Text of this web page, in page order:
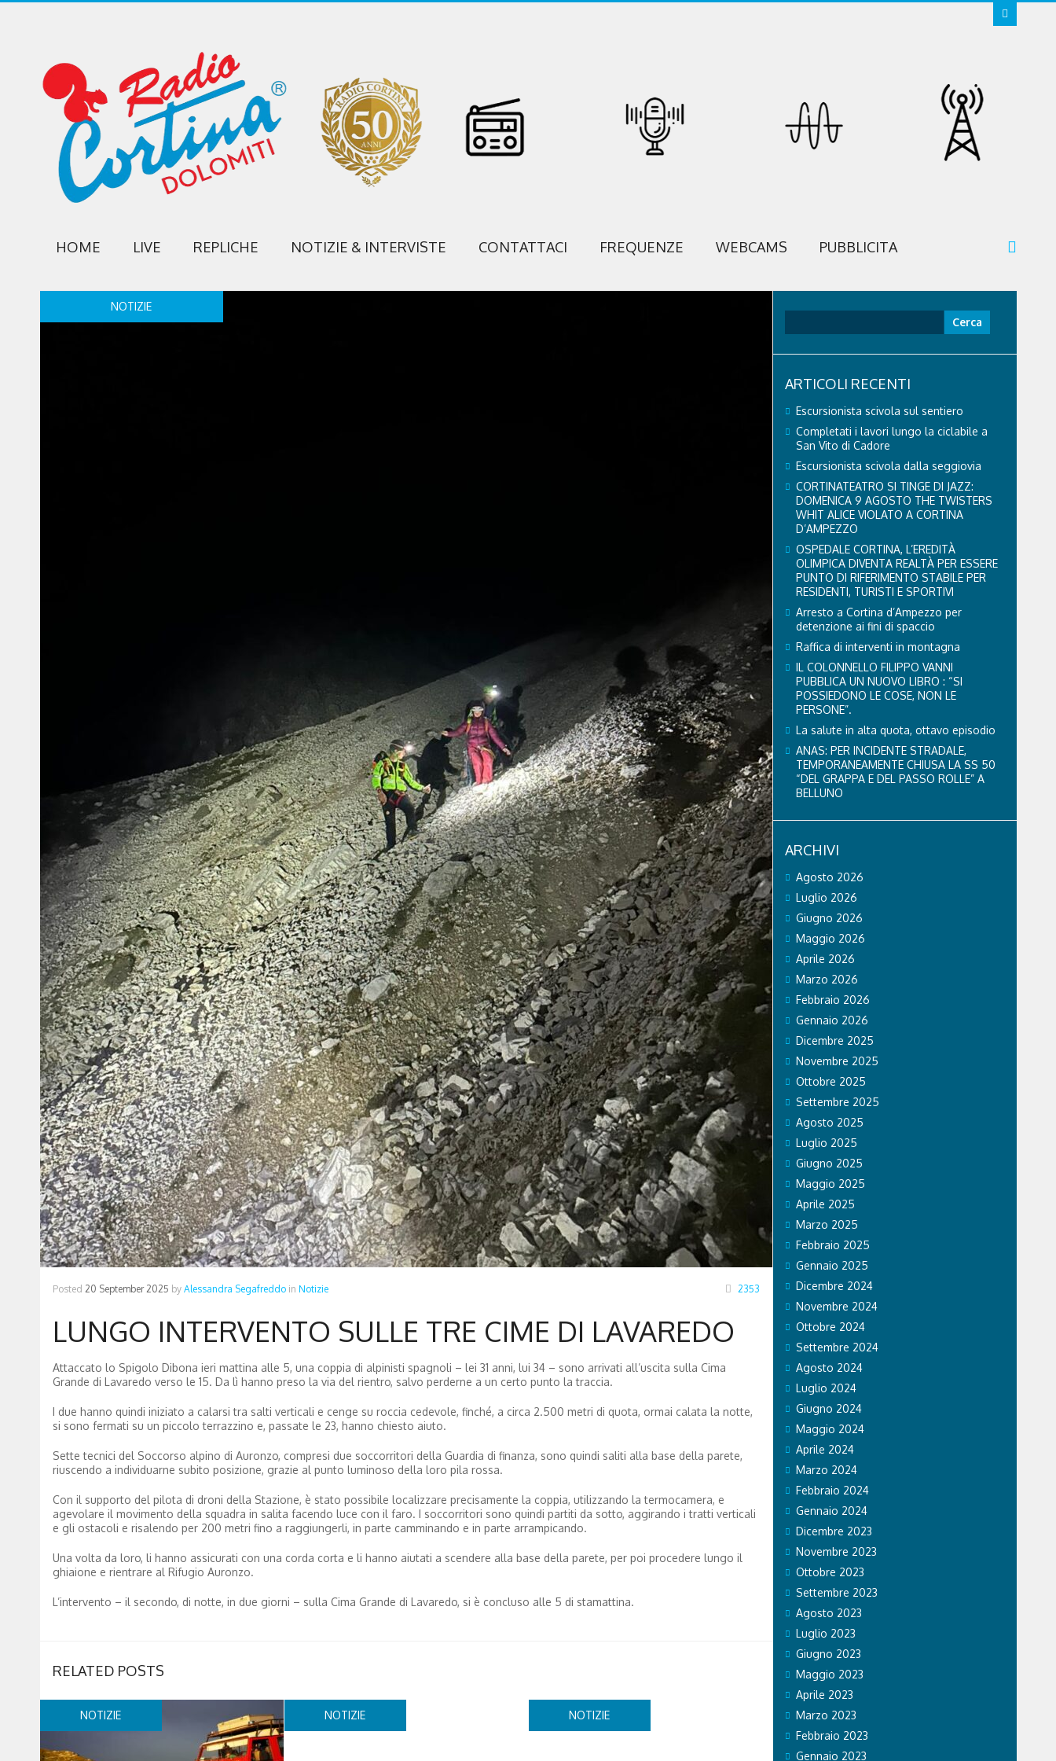
HOME LIVE REPLICHE NOTIZIE & INTERVISTE CONTATTACI FREQUENZE WEBCAMS PUBBLICITA
NOTIZIE
Posted 20 September 2025 by Alessandra Segafreddo in Notizie 2353
LUNGO INTERVENTO SULLE TRE CIME DI LAVAREDO
Attaccato lo Spigolo Dibona ieri mattina alle 5, una coppia di alpinisti spagnoli – lei 31 anni, lui 34 – sono arrivati all’uscita sulla Cima
Grande di Lavaredo verso le 15. Da lì hanno preso la via del rientro, salvo perderne a un certo punto la traccia.
I due hanno quindi iniziato a calarsi tra salti verticali e cenge su roccia cedevole, finché, a circa 2.500 metri di quota, ormai calata la notte,
si sono fermati su un piccolo terrazzino e, passate le 23, hanno chiesto aiuto.
Sette tecnici del Soccorso alpino di Auronzo, compresi due soccorritori della Guardia di finanza, sono quindi saliti alla base della parete,
riuscendo a individuarne subito posizione, grazie al punto luminoso della loro pila rossa.
Con il supporto del pilota di droni della Stazione, è stato possibile localizzare precisamente la coppia, utilizzando la termocamera, e
agevolare il movimento della squadra in salita facendo luce con il faro. I soccorritori sono quindi partiti da sotto, aggirando i tratti verticali
e gli ostacoli e risalendo per 200 metri fino a raggiungerli, in parte camminando e in parte arrampicando.
Una volta da loro, li hanno assicurati con una corda corta e li hanno aiutati a scendere alla base della parete, per poi procedere lungo il
ghiaione e rientrare al Rifugio Auronzo.
L’intervento – il secondo, di notte, in due giorni – sulla Cima Grande di Lavaredo, si è concluso alle 5 di stamattina.
RELATED POSTS
NOTIZIE NOTIZIE NOTIZIE
ARTICOLI RECENTI
Escursionista scivola sul sentiero
Completati i lavori lungo la ciclabile a
San Vito di Cadore
Escursionista scivola dalla seggiovia
CORTINATEATRO SI TINGE DI JAZZ:
DOMENICA 9 AGOSTO THE TWISTERS
WHIT ALICE VIOLATO A CORTINA
D’AMPEZZO
OSPEDALE CORTINA, L’EREDITÀ
OLIMPICA DIVENTA REALTÀ PER ESSERE
PUNTO DI RIFERIMENTO STABILE PER
RESIDENTI, TURISTI E SPORTIVI
Arresto a Cortina d’Ampezzo per
detenzione ai fini di spaccio
Raffica di interventi in montagna
IL COLONNELLO FILIPPO VANNI
PUBBLICA UN NUOVO LIBRO : “SI
POSSIEDONO LE COSE, NON LE
PERSONE”.
La salute in alta quota, ottavo episodio
ANAS: PER INCIDENTE STRADALE,
TEMPORANEAMENTE CHIUSA LA SS 50
“DEL GRAPPA E DEL PASSO ROLLE” A
BELLUNO
ARCHIVI
Agosto 2026
Luglio 2026
Giugno 2026
Maggio 2026
Aprile 2026
Marzo 2026
Febbraio 2026
Gennaio 2026
Dicembre 2025
Novembre 2025
Ottobre 2025
Settembre 2025
Agosto 2025
Luglio 2025
Giugno 2025
Maggio 2025
Aprile 2025
Marzo 2025
Febbraio 2025
Gennaio 2025
Dicembre 2024
Novembre 2024
Ottobre 2024
Settembre 2024
Agosto 2024
Luglio 2024
Giugno 2024
Maggio 2024
Aprile 2024
Marzo 2024
Febbraio 2024
Gennaio 2024
Dicembre 2023
Novembre 2023
Ottobre 2023
Settembre 2023
Agosto 2023
Luglio 2023
Giugno 2023
Maggio 2023
Aprile 2023
Marzo 2023
Febbraio 2023
Gennaio 2023